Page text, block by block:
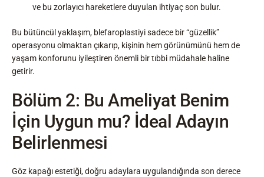
ve bu zorlayıcı hareketlere duyulan ihtiyaç son bulur.
Bu bütüncül yaklaşım, blefaroplastiyi sadece bir “güzellik”
operasyonu olmaktan çıkarıp, kişinin hem görünümünü hem de
yaşam konforunu iyileştiren önemli bir tıbbi müdahale haline
getirir.
Bölüm 2: Bu Ameliyat Benim
İçin Uygun mu? İdeal Adayın
Belirlenmesi
Göz kapağı estetiği, doğru adaylara uygulandığında son derece